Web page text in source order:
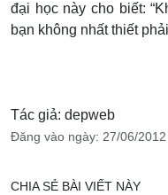
đại học này cho biết:
bạn không nhất thiết
Tác giả: depweb
Đăng vào ngày: 27/06/
CHIA SẺ BÀI VIẾT NÀY